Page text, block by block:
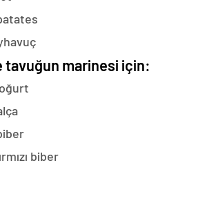
havuç
tavuğun marinesi için:
biber